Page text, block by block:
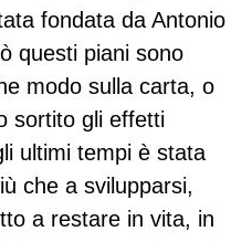
fondata da Antonio
questi piani sono
modo sulla carta, o
sortito gli effetti
ultimi tempi è stata
che a svilupparsi,
a restare in vita, in